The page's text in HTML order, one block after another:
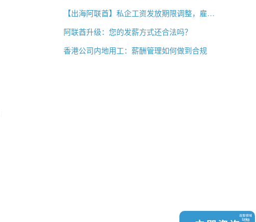
【出海阿联酋】私企工资发放期限调整，雇主薪酬管理需要关注什么？
阿联酋升级：您的发薪方式还合法吗？
香港公司内地用工：薪酬管理如何做到合规